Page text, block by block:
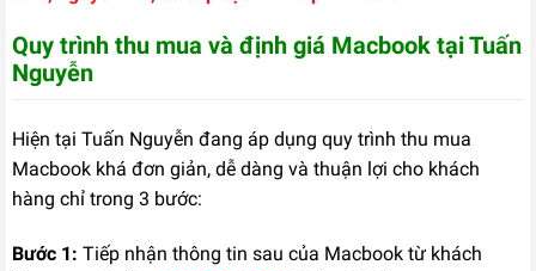
Quy trình thu mua và định giá Macbook tại Tuấn
Nguyễn
Hiện tại Tuấn Nguyễn đang áp dụng quy trình thu mua
Macbook khá đơn giản, dễ dàng và thuận lợi cho khách
hàng chỉ trong 3 bước:
Bước 1: Tiếp nhận thông tin sau của Macbook từ khách